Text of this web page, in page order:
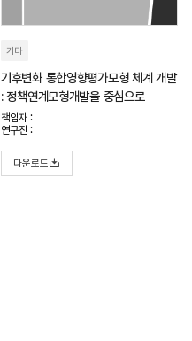
기타
기후변화 통합영향평가모형 체계 개발
: 정책연계모형개발을 중심으로
책임자 :
연구진 :
다운로드